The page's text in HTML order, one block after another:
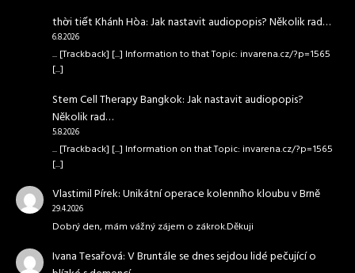
thời tiết Khánh Hòa:Jak nastavit audiopopis? Několik rad…
6.8.2026
... [Trackback] [...] Information to that Topic: invarena.cz/?p=1565
[...]
Stem Cell Therapy Bangkok:Jak nastavit audiopopis?
Několik rad…
5.8.2026
... [Trackback] [...] Information on that Topic: invarena.cz/?p=1565
[...]
Vlastimil Pírek:Unikátní operace kolenního kloubu v Brně
29.4.2026
Dobrý den, mám vážný zájem o zákrok.Děkuji
Ivana Tesařová:V Bruntále se dnes sejdou lidé pečující o